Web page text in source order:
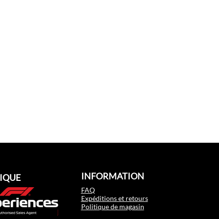
INFORMATION
FAQ
Expéditions et retours
Politique de magasin